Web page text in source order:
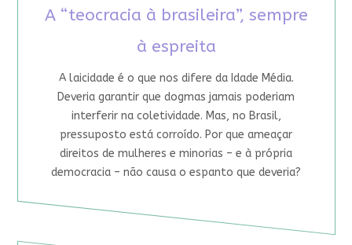
A “teocracia à brasileira”, sempre
à espreita
A laicidade é o que nos difere da Idade Média.
Deveria garantir que dogmas jamais poderiam
interferir na coletividade. Mas, no Brasil,
pressuposto está corroído. Por que ameaçar
direitos de mulheres e minorias – e à própria
democracia – não causa o espanto que deveria?